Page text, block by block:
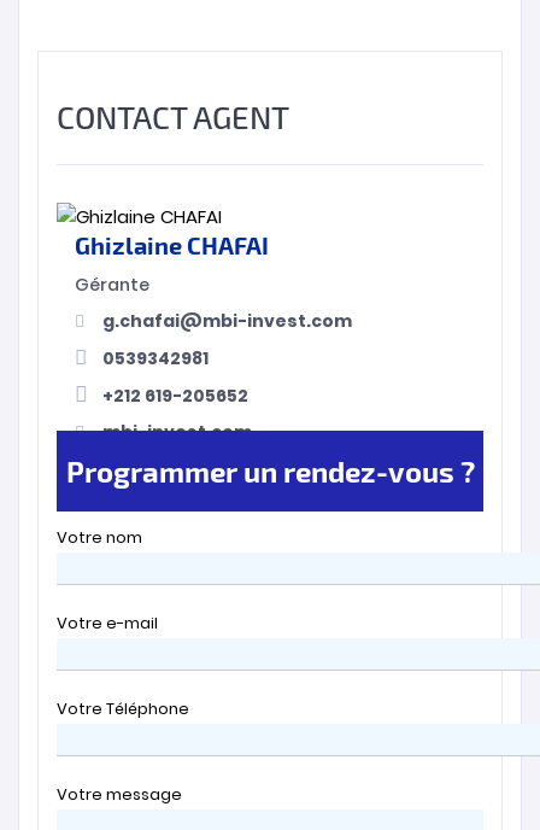
CONTACT AGENT
Ghizlaine CHAFAI
Gérante
g.chafai@mbi-invest.com
0539342981
+212 619-205652
mbi-invest.com
Programmer un rendez-vous ?
Votre nom
Votre e-mail
Votre Téléphone
Votre message